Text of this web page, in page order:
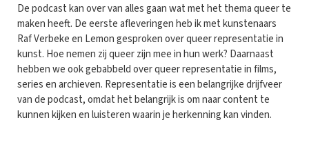
De podcast kan over van alles gaan wat met het thema queer te
maken heeft. De eerste afleveringen heb ik met kunstenaars
Raf Verbeke en Lemon gesproken over queer representatie in
kunst. Hoe nemen zij queer zijn mee in hun werk? Daarnaast
hebben we ook gebabbeld over queer representatie in films,
series en archieven. Representatie is een belangrijke drijfveer
van de podcast, omdat het belangrijk is om naar content te
kunnen kijken en luisteren waarin je herkenning kan vinden.